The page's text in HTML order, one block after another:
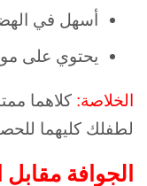
أسهل في
يحتوي على
الخلاصة: كلاهما
لطفلك كليهما
الجوافة مقابل